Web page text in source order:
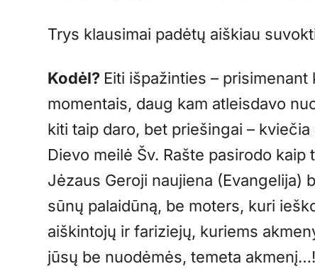
Trys klausimai padėtų aiškiau
Kodėl? Eiti išpažinties –
momentais, daug kam atleisdavo
kiti taip daro, bet priešingai –
Dievo meilė Šv. Rašte pasirodo
Jėzaus Geroji naujiena (Evangelija)
sūnų palaidūną, be moters, kuri
aiškintojų ir fariziejų, kuriems
jūsų be nuodėmės, temeta